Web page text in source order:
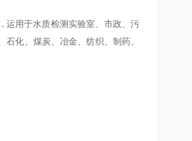
. 运用于水质检测实验室、市政、污
化、煤炭、冶金、纺织、制药、